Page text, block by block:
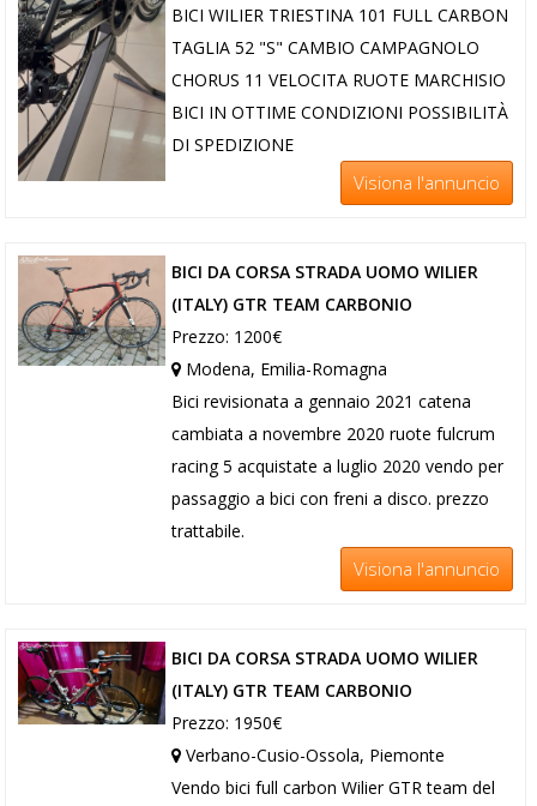
BICI WILIER TRIESTINA 101 FULL CARBON
TAGLIA 52 "S" CAMBIO CAMPAGNOLO
CHORUS 11 VELOCITA RUOTE MARCHISIO
BICI IN OTTIME CONDIZIONI POSSIBILITÀ
DI SPEDIZIONE
Visiona l'annuncio
BICI DA CORSA STRADA UOMO WILIER
(ITALY) GTR TEAM CARBONIO
Prezzo: 1200€
Modena, Emilia-Romagna
Bici revisionata a gennaio 2021 catena
cambiata a novembre 2020 ruote fulcrum
racing 5 acquistate a luglio 2020 vendo per
passaggio a bici con freni a disco. prezzo
trattabile.
Visiona l'annuncio
BICI DA CORSA STRADA UOMO WILIER
(ITALY) GTR TEAM CARBONIO
Prezzo: 1950€
Verbano-Cusio-Ossola, Piemonte
Vendo bici full carbon Wilier GTR team del